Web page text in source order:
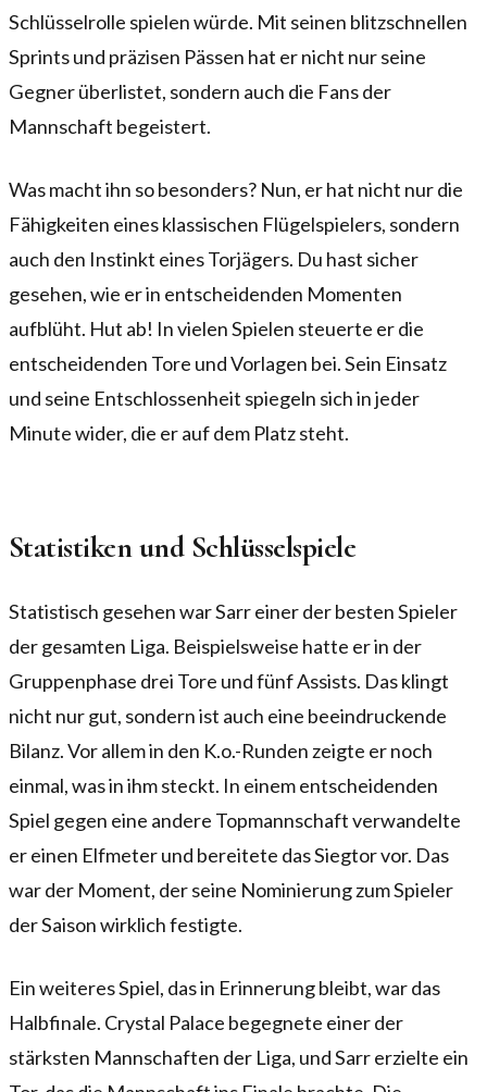
Schlüsselrolle spielen würde. Mit seinen blitzschnellen
Sprints und präzisen Pässen hat er nicht nur seine
Gegner überlistet, sondern auch die Fans der
Mannschaft begeistert.
Was macht ihn so besonders? Nun, er hat nicht nur die
Fähigkeiten eines klassischen Flügelspielers, sondern
auch den Instinkt eines Torjägers. Du hast sicher
gesehen, wie er in entscheidenden Momenten
aufblüht. Hut ab! In vielen Spielen steuerte er die
entscheidenden Tore und Vorlagen bei. Sein Einsatz
und seine Entschlossenheit spiegeln sich in jeder
Minute wider, die er auf dem Platz steht.
Statistiken und Schlüsselspiele
Statistisch gesehen war Sarr einer der besten Spieler
der gesamten Liga. Beispielsweise hatte er in der
Gruppenphase drei Tore und fünf Assists. Das klingt
nicht nur gut, sondern ist auch eine beeindruckende
Bilanz. Vor allem in den K.o.-Runden zeigte er noch
einmal, was in ihm steckt. In einem entscheidenden
Spiel gegen eine andere Topmannschaft verwandelte
er einen Elfmeter und bereitete das Siegtor vor. Das
war der Moment, der seine Nominierung zum Spieler
der Saison wirklich festigte.
Ein weiteres Spiel, das in Erinnerung bleibt, war das
Halbfinale. Crystal Palace begegnete einer der
stärksten Mannschaften der Liga, und Sarr erzielte ein